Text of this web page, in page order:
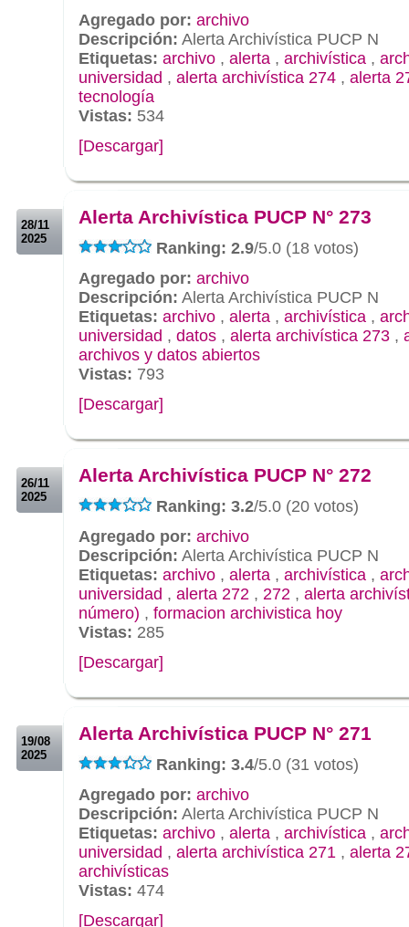
Agregado por: archivo
Descripción: Alerta Archivística PUCP N
Etiquetas: archivo , alerta , archivística ,
universidad , alerta archivística 274 , alerta
tecnología
Vistas: 534
[Descargar]
28/11
2025
Alerta Archivística PUCP N° 273
Ranking: 2.9/5.0 (18 votos)
Agregado por: archivo
Descripción: Alerta Archivística PUCP N
Etiquetas: archivo , alerta , archivística ,
universidad , datos , alerta archivística 273 ,
archivos y datos abiertos
Vistas: 793
[Descargar]
26/11
2025
Alerta Archivística PUCP N° 272
Ranking: 3.2/5.0 (20 votos)
Agregado por: archivo
Descripción: Alerta Archivística PUCP N
Etiquetas: archivo , alerta , archivística ,
universidad , alerta 272 , 272 , alerta
número) , formacion archivistica hoy
Vistas: 285
[Descargar]
19/08
2025
Alerta Archivística PUCP N° 271
Ranking: 3.4/5.0 (31 votos)
Agregado por: archivo
Descripción: Alerta Archivística PUCP N
Etiquetas: archivo , alerta , archivística ,
universidad , alerta archivística 271 , alerta
archivísticas
Vistas: 474
[Descargar]